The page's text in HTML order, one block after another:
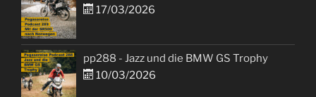
17/03/2026
pp288 - Jazz und die BMW GS Trophy
10/03/2026